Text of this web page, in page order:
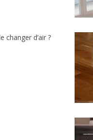
changer d’air ?